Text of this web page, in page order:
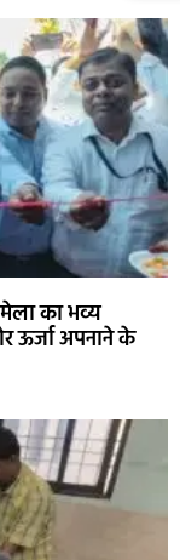
का भव्य
ऊर्जा अपनाने के